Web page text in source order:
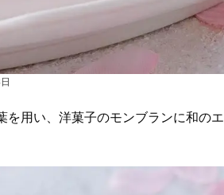
を用い、洋菓子のモンブランに和のエ